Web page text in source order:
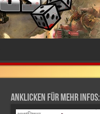
Anklicken für mehr Infos: